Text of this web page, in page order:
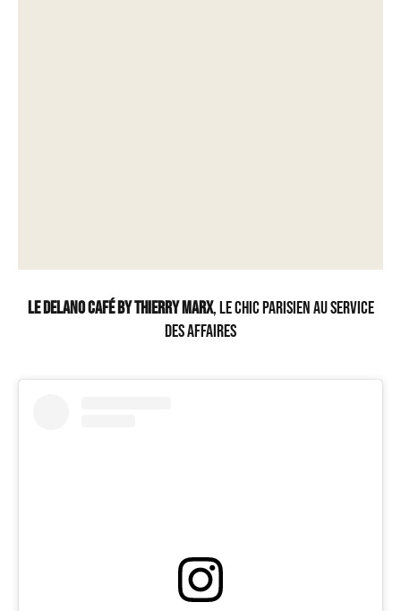
Le Delano Café by Thierry Marx, le chic parisien au service
des affaires